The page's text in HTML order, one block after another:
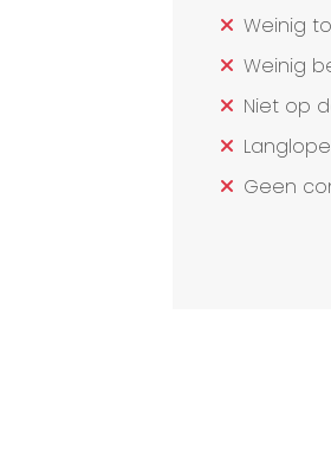
Weinig
Weinig
Niet op
Geen